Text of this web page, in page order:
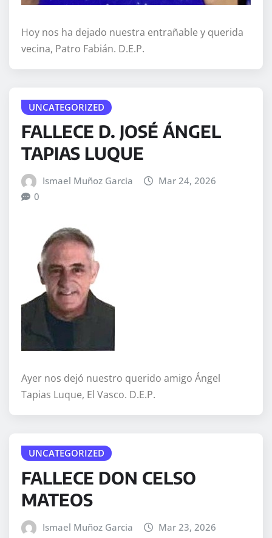
Hoy nos ha dejado nuestra entrañable y querida
vecina, Patro Fabián. D.E.P.
UNCATEGORIZED
FALLECE D. JOSÉ ÁNGEL
TAPIAS LUQUE
Ismael Muñoz Garcia
Mar 24, 2026
0
Ayer nos dejó nuestro querido amigo Ángel
Tapias Luque, El Vasco. D.E.P.
UNCATEGORIZED
FALLECE DON CELSO
MATEOS
Ismael Muñoz Garcia
Mar 23, 2026